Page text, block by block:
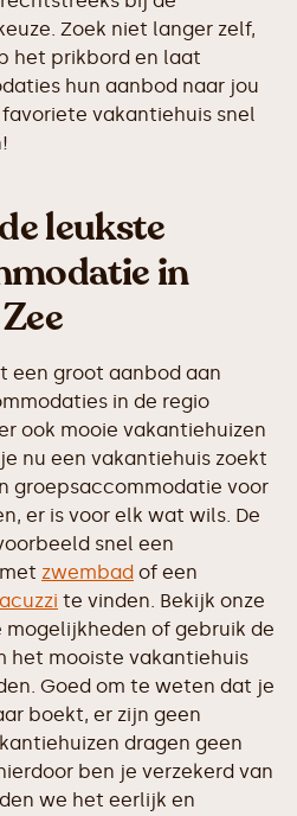
Zoek niet langer zelf,
het prikbord en laat
hun aanbod naar jou
vakantiehuis snel
leukste
in
een groot aanbod aan
in de regio
ook mooie vakantiehuizen
nu een vakantiehuis zoekt
groepsaccommodatie voor
er is voor elk wat wils. De
snel een
zwembad of een
te vinden. Bekijk onze
mogelijkheden of gebruik de
het mooiste vakantiehuis
Goed om te weten dat je
boekt, er zijn geen
dragen geen
ben je verzekerd van
we het eerlijk en